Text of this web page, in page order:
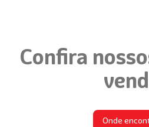
Confira
Onde